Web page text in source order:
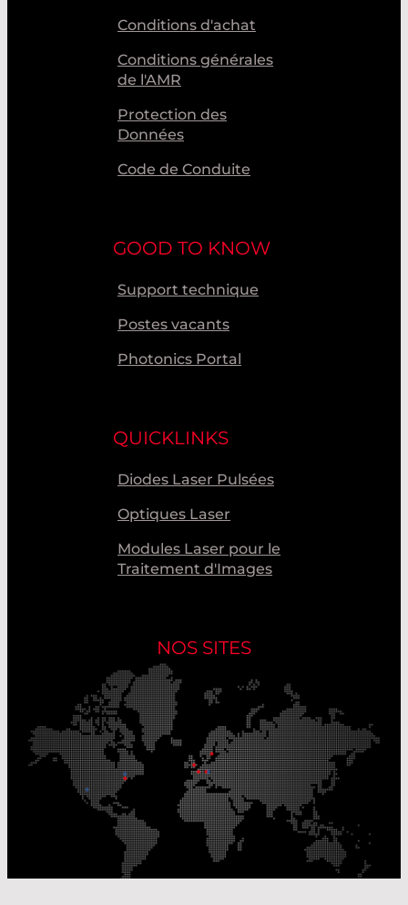
Conditions d'achat
Conditions générales
de l'AMR
Protection des
Données
Code de Conduite
GOOD TO KNOW
Support technique
Postes vacants
Photonics Portal
QUICKLINKS
Diodes Laser Pulsées
Optiques Laser
Modules Laser pour le
Traitement d'Images
NOS SITES